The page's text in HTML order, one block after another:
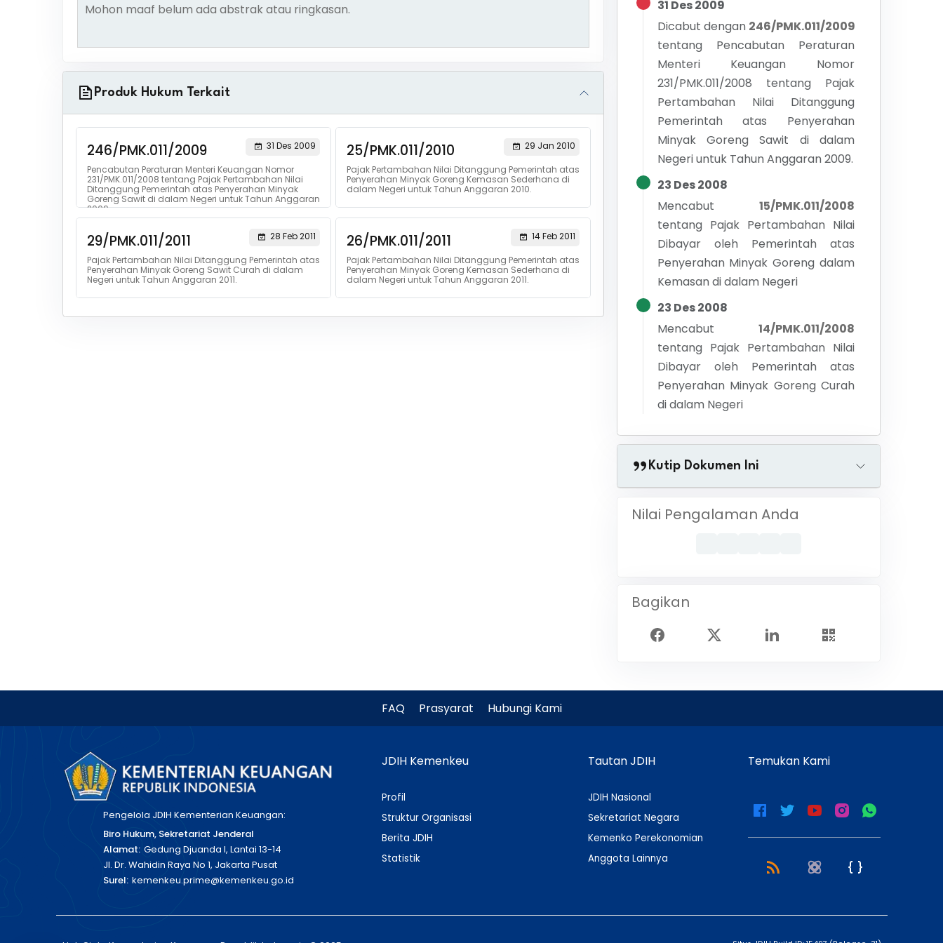
Mohon maaf belum ada abstrak atau ringkasan.
Produk Hukum Terkait
246/PMK.011/2009
31 Des 2009
Pencabutan Peraturan Menteri Keuangan Nomor
231/PMK.011/2008 tentang Pajak Pertambahan Nilai
Ditanggung Pemerintah atas Penyerahan Minyak
Goreng Sawit di dalam Negeri untuk Tahun Anggaran
2009.
25/PMK.011/2010
29 Jan 2010
Pajak Pertambahan Nilai Ditanggung Pemerintah atas
Penyerahan Minyak Goreng Kemasan Sederhana di
dalam Negeri untuk Tahun Anggaran 2010.
29/PMK.011/2011
28 Feb 2011
Pajak Pertambahan Nilai Ditanggung Pemerintah atas
Penyerahan Minyak Goreng Sawit Curah di dalam
Negeri untuk Tahun Anggaran 2011.
26/PMK.011/2011
14 Feb 2011
Pajak Pertambahan Nilai Ditanggung Pemerintah atas
Penyerahan Minyak Goreng Kemasan Sederhana di
dalam Negeri untuk Tahun Anggaran 2011.
31 Des 2009
Dicabut dengan 246/PMK.011/2009
tentang Pencabutan Peraturan
Menteri Keuangan Nomor
231/PMK.011/2008 tentang Pajak
Pertambahan Nilai Ditanggung
Pemerintah atas Penyerahan
Minyak Goreng Sawit di dalam
Negeri untuk Tahun Anggaran 2009.
23 Des 2008
Mencabut
15/PMK.011/2008
tentang Pajak Pertambahan Nilai
Dibayar oleh Pemerintah atas
Penyerahan Minyak Goreng dalam
Kemasan di dalam Negeri
23 Des 2008
Mencabut
14/PMK.011/2008
tentang Pajak Pertambahan Nilai
Dibayar oleh Pemerintah atas
Penyerahan Minyak Goreng Curah
di dalam Negeri
Kutip Dokumen Ini
Nilai Pengalaman Anda
Bagikan
FAQ Prasyarat Hubungi Kami
Pengelola JDIH Kementerian Keuangan:
Biro Hukum, Sekretariat Jenderal
Alamat: Gedung Djuanda I, Lantai 13-14
Jl. Dr. Wahidin Raya No 1, Jakarta Pusat
Surel: kemenkeu.prime@kemenkeu.go.id
JDIH Kemenkeu
Profil
Struktur Organisasi
Berita JDIH
Statistik
Tautan JDIH
JDIH Nasional
Sekretariat Negara
Kemenko Perekonomian
Anggota Lainnya
Temukan Kami